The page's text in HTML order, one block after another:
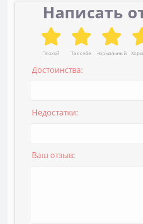
Написать
Плохой Так себе Нормальный
Достоинства:
Недостатки:
Ваш отзыв: